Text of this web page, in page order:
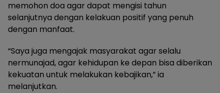
memohon doa agar dapat mengisi tahun
selanjutnya dengan kelakuan positif yang penuh
dengan manfaat.
“Saya juga mengajak masyarakat agar selalu
nermunajad, agar kehidupan ke depan bisa diberikan
kekuatan untuk melakukan kebajikan,” ia
melanjutkan.